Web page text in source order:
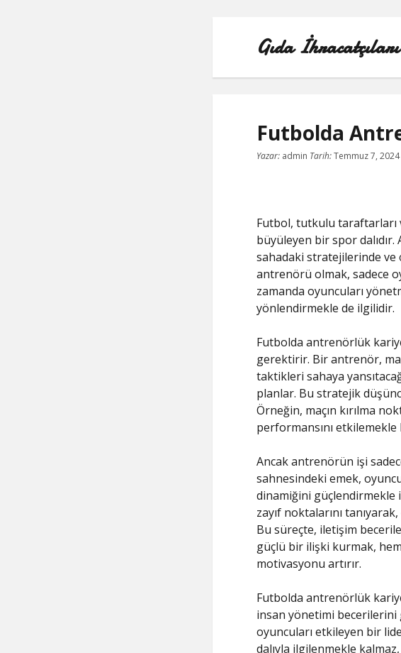
Gıda İhracatçıları
BEDAVA
Futbolda
Yazar:admin Tarih:Temmuz 7, 2024
Futbol, tutkulu taraftarları
büyüleyen bir spor
sahadaki stratejilerinde ve
antrenörü olmak, sadece
zamanda oyuncuları
yönlendirmekle de ilgilidir.
Futbolda antrenörlük
gerektirir. Bir antrenör, maç
taktikleri sahaya
planlar. Bu stratejik
Örneğin, maçın kırılma
performansını
Ancak antrenörün işi
sahnesindeki emek,
dinamiğini
zayıf noktalarını
Bu süreçte, iletişim
güçlü bir ilişki kurmak,
motivasyonu artırır.
Futbolda antrenörlük
insan yönetimi becerilerini
oyuncuları etkileyen bir
dalıyla ilgilenmekle